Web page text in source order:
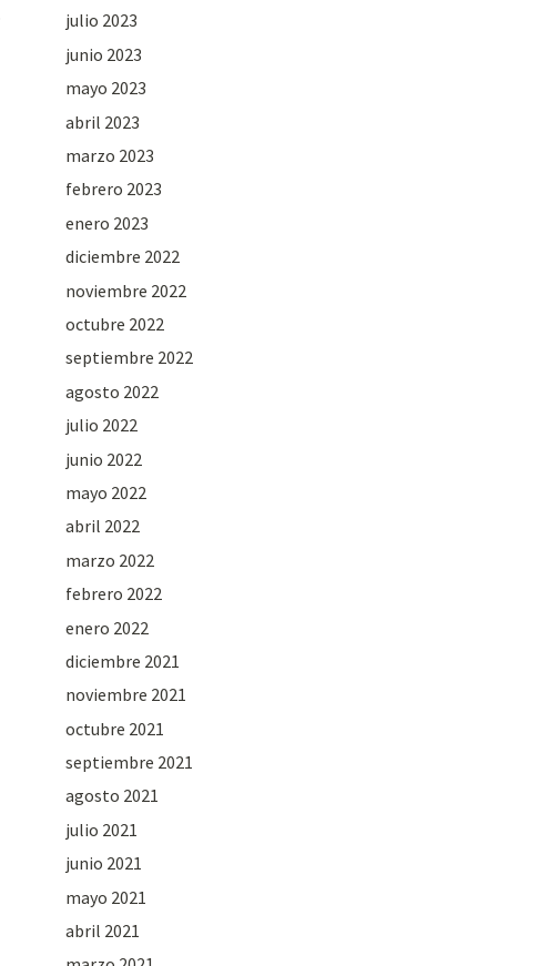
julio 2023
junio 2023
mayo 2023
abril 2023
marzo 2023
febrero 2023
enero 2023
diciembre 2022
noviembre 2022
octubre 2022
septiembre 2022
agosto 2022
julio 2022
junio 2022
mayo 2022
abril 2022
marzo 2022
febrero 2022
enero 2022
diciembre 2021
noviembre 2021
octubre 2021
septiembre 2021
agosto 2021
julio 2021
junio 2021
mayo 2021
abril 2021